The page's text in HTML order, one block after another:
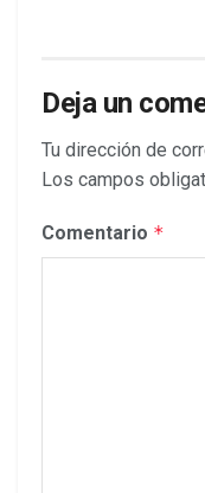
Deja un
Tu dirección de
Los campos
Comentario *